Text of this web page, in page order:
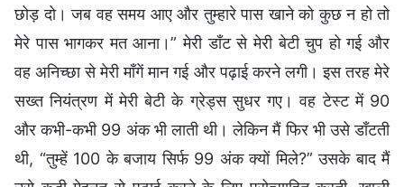
छोड़ दो। जब वह समय आए और तुम्हारे पास खाने को कुछ न हो तो
मेरे पास भागकर मत आना।” मेरी डाँट से मेरी बेटी चुप हो गई और
वह अनिच्छा से मेरी माँगें मान गई और पढ़ाई करने लगी। इस तरह मेरे
सख्त नियंत्रण में मेरी बेटी के ग्रेड्स सुधर गए। वह टेस्ट में 90
और कभी-कभी 99 अंक भी लाती थी। लेकिन मैं फिर भी उसे डाँटती
थी, “तुम्हें 100 के बजाय सिर्फ 99 अंक क्यों मिले?” उसके बाद मैं